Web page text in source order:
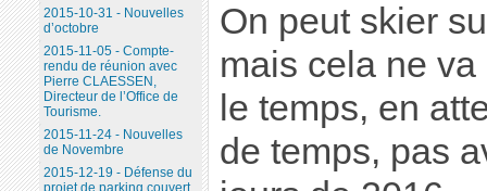
On peut skier
mais cela ne va
le temps, en
de temps, pas
2015-10-31 - Nouvelles
d’octobre
2015-11-05 - Compte-
rendu de réunion avec
Pierre CLAESSEN,
Directeur de l’Office de
Tourisme.
2015-11-24 - Nouvelles
de Novembre
2015-12-19 - Défense du